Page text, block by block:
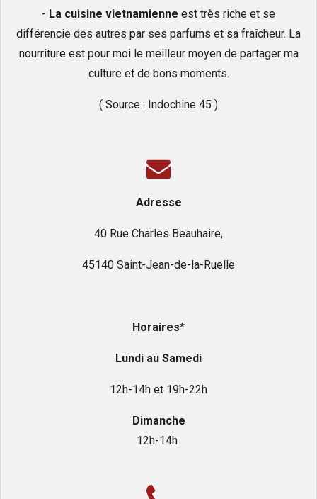
- La cuisine vietnamienne est très riche et se
différencie des autres par ses parfums et sa fraîcheur. La
nourriture est pour moi le meilleur moyen de partager ma
culture et de bons moments.
( Source : Indochine 45 )
Adresse
40 Rue Charles Beauhaire,
45140 Saint-Jean-de-la-Ruelle
Horaires*
Lundi au Samedi
12h-14h et 19h-22h
Dimanche
12h-14h